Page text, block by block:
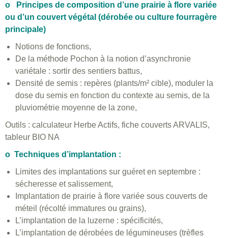
o Principes de composition d’une prairie à flore variée
ou d’un couvert végétal (dérobée ou culture fourragère
principale)
Notions de fonctions,
De la méthode Pochon à la notion d’asynchronie
variétale : sortir des sentiers battus,
Densité de semis : repères (plants/m² cible), moduler la
dose du semis en fonction du contexte au semis, de la
pluviométrie moyenne de la zone,
Outils : calculateur Herbe Actifs, fiche couverts ARVALIS,
tableur BIO NA
o Techniques d’implantation :
Limites des implantations sur guéret en septembre :
sécheresse et salissement,
Implantation de prairie à flore variée sous couverts de
méteil (récolté immatures ou grains),
L’implantation de la luzerne : spécificités,
L’implantation de dérobées de légumineuses (trèfles